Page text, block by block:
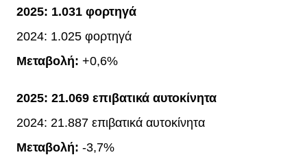
2025: 1.031 φορτηγά
2024: 1.025 φορτηγά
Μεταβολή: +0,6%
2025: 21.069 επιβατικά αυτοκίνητα
2024: 21.887 επιβατικά αυτοκίνητα
Μεταβολή: -3,7%